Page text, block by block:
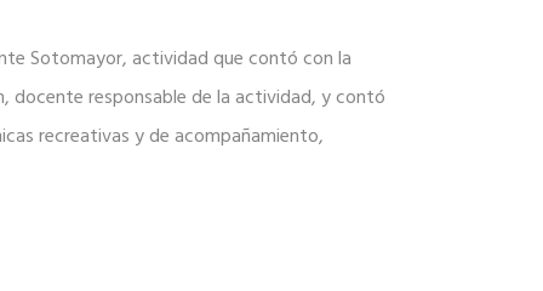
Sotomayor, actividad que contó con la
docente responsable de la actividad, y contó
recreativas y de acompañamiento,